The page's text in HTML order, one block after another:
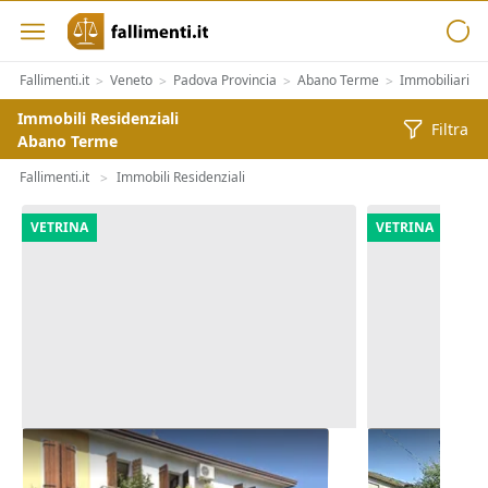
Fallimenti.it > Veneto > Padova Provincia > Abano Terme > Immobiliari
Immobili Residenziali
Abano Terme
Filtra
Fallimenti.it > Immobili Residenziali
VETRINA
Asta Abitazione cielo terra con
cortile e cantina
VETRINA
Asta Casa